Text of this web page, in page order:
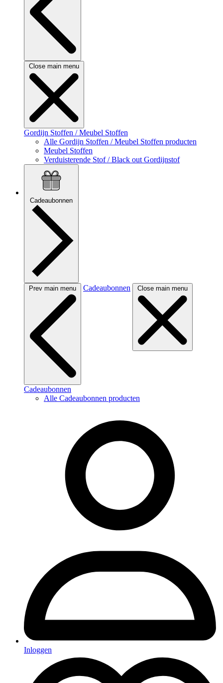
Close main menu
Gordijn Stoffen / Meubel Stoffen
Alle Gordijn Stoffen / Meubel Stoffen producten
Meubel Stoffen
Verduisterende Stof / Black out Gordijnstof
Cadeaubonnen
Prev main menu Cadeaubonnen Close main menu
Cadeaubonnen
Alle Cadeaubonnen producten
Inloggen